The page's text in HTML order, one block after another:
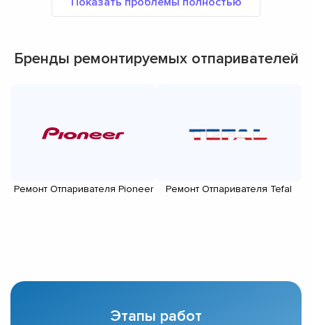
Бренды ремонтируемых отпаривателей
Ремонт Отпаривателя Pioneer Ремонт Отпаривателя Tefal
Этапы работ